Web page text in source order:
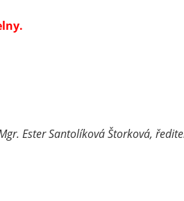
Ester Santolíková Štorková,